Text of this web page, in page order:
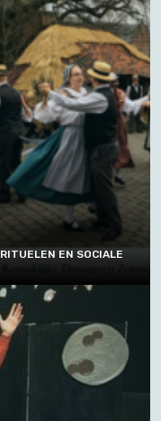
EN SOCIALE